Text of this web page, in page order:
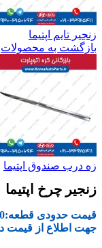
زنجیر تایم اپتیما
بازگشت به محصولات
زه درب صندوق اپتیما
زنجیر چرخ اپتیما
قیمت حدودی قطعه:
جهت اطلاع از قیمت